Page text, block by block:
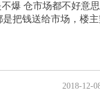
爆 仓市场都不好意
把钱送给市场，楼主
2018-12-